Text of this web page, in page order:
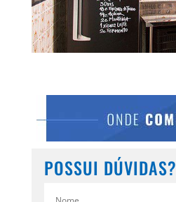
POSSUI DÚVIDAS?